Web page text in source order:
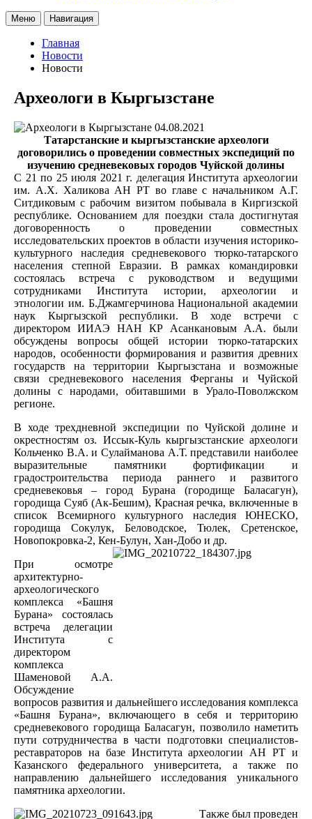
Меню Навигация
Главная
Новости
Новости
Археологи в Кыргызстане
04.08.2021
Татарстанские и кыргызстанские археологи
договорились о проведении совместных экспедиций по
изучению средневековых городов Чуйской долины
С 21 по 25 июля 2021 г. делегация Института археологии
им. А.Х. Халикова АН РТ во главе с начальником А.Г.
Ситдиковым с рабочим визитом побывала в Киргизской
республике. Основанием для поездки стала достигнутая
договоренность о проведении совместных
исследовательских проектов в области изучения историко-
культурного наследия средневекового тюрко-татарского
населения степной Евразии. В рамках командировки
состоялась встреча с руководством и ведущими
сотрудниками Института истории, археологии и
этнологии им. Б.Джамгерчинова Национальной академии
наук Кыргызской республики. В ходе встречи с
директором ИИАЭ НАН КР Асанкановым А.А. были
обсуждены вопросы общей истории тюрко-татарских
народов, особенности формирования и развития древних
государств на территории Кыргызстана и возможные
связи средневекового населения Ферганы и Чуйской
долины с народами, обитавшими в Урало-Поволжском
регионе.
В ходе трехдневной экспедиции по Чуйской долине и
окрестностям оз. Иссык-Куль кыргызстанские археологи
Кольченко В.А. и Сулайманова А.Т. представили наиболее
выразительные памятники фортификации и
градостроительства периода раннего и развитого
средневековья – город Бурана (городище Баласагун),
городища Суяб (Ак-Бешим), Красная речка, включенные в
список Всемирного культурного наследия ЮНЕСКО,
городища Сокулук, Беловодское, Тюлек, Сретенское,
Новопокровка-2, Кен-Булун, Хан-Добо и др.
При осмотре
архитектурно-
археологического
комплекса «Башня
Бурана» состоялась
встреча делегации
Института с
директором
комплекса
Шаменовой А.А.
Обсуждение
вопросов развития и дальнейшего исследования комплекса
«Башня Бурана», включающего в себя и территорию
средневекового городища Баласагун, позволило наметить
пути сотрудничества в части подготовки специалистов-
реставраторов на базе Института археологии АН РТ и
Казанского федерального университета, а также по
направлению дальнейшего исследования уникального
памятника археологии.
Также был проведен